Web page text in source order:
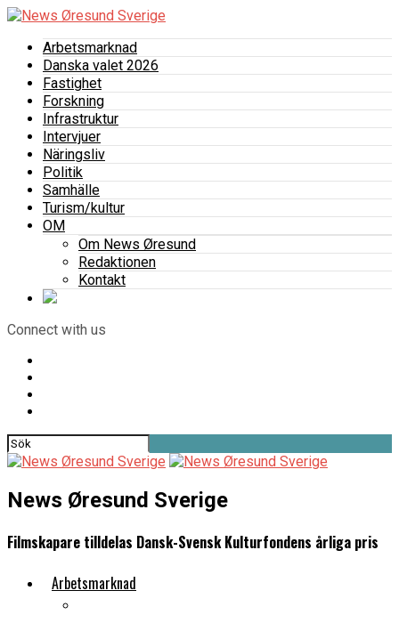
Arbetsmarknad
Danska valet 2026
Fastighet
Forskning
Infrastruktur
Intervjuer
Näringsliv
Politik
Samhälle
Turism/kultur
OM
Om News Øresund
Redaktionen
Kontakt
Connect with us
News Øresund Sverige
Filmskapare tilldelas Dansk-Svensk Kulturfondens årliga pris
Arbetsmarknad